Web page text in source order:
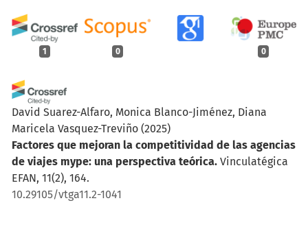
1 0 0
David Suarez-Alfaro, Monica Blanco-Jiménez, Diana
Maricela Vasquez-Treviño (2025)
Factores que mejoran la competitividad de las agencias
de viajes mype: una perspectiva teórica. Vinculatégica
EFAN, 11(2), 164.
10.29105/vtga11.2-1041